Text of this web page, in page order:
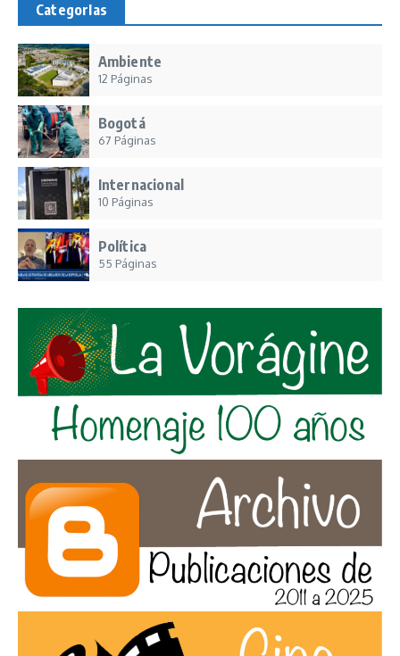
CategorIas
Ambiente
12 Páginas
Bogotá
67 Páginas
Internacional
10 Páginas
Política
55 Páginas